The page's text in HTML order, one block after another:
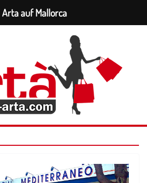
Arta auf Mallorca